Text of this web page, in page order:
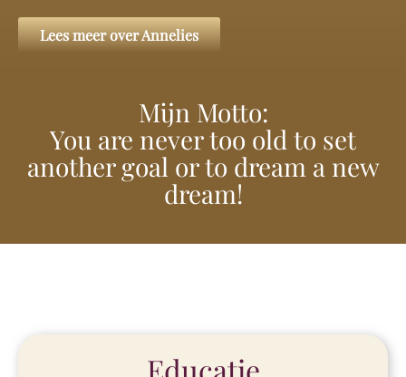
Lees meer over Annelies
Mijn Motto:
You are never too old to set
another goal or to dream a new
dream!